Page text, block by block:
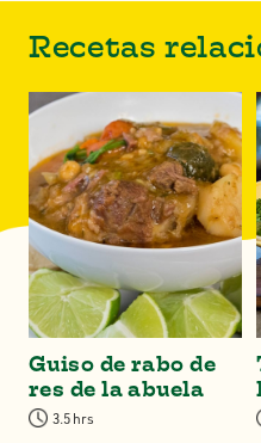
Recetas
Guiso de rabo de
res de la abuela
3.5 hrs